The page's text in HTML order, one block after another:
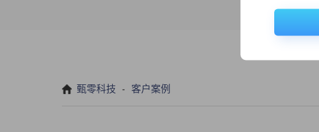
甄零科技 - 客户案例